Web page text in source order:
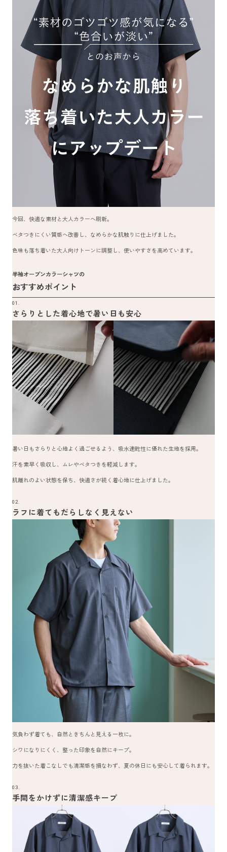
今回、快適な素材と大人カラーへ刷新。
ベタつきにくい質感へ改善し、なめらかな肌触りに仕上げました。
色味も落ち着いた大人向けトーンに調整し、使いやすさを高めています。
半袖オープンカラーシャツの
おすすめポイント
01.
さらりとした着心地で暑い日も安心
暑い日もさらりと心地よく過ごせるよう、吸水速乾性に優れた生地を採用。
汗を素早く吸収し、ムレやベタつきを軽減します。
肌離れのよい状態を保ち、快適さが続く着心地に仕上げました。
02.
ラフに着てもだらしなく見えない
気負わず着ても、自然ときちんと見える一枚に。
シワになりにくく、整った印象を自然にキープ。
力を抜いた着こなしでも清潔感を損なわず、夏の休日にも安心して着られます。
03.
手間をかけずに清潔感キープ